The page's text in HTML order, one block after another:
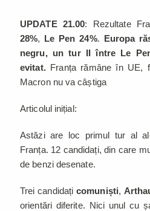
UPDATE 21.00: Rezultate
28%, Le Pen 24%. Europa
negru, un tur II între Le
evitat.Franța rămâne în UE,
Macron nu va câștiga
Articolul inițial:
Astăzi are loc primul tur al
Franța. 12 candidați, din care
de benzi desenate.
Trei candidațicomuniști,
orientări diferite. Nici unul cu